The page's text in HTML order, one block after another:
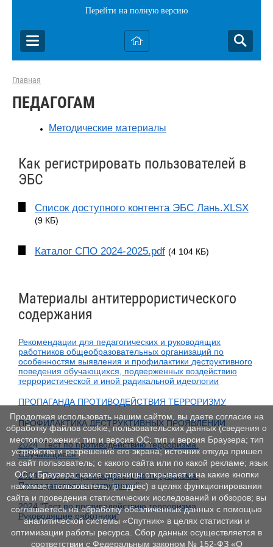
Перейти на полную версию
Главная
ПЕДАГОГАМ
Методические материалы
Как регистрировать пользователей в
ЭБС
Список доступного контента ЭБС Лань.XLSX
(9 КБ)
Каталог СПО 2024-2025.pdf (4 104 КБ)
Материалы антитеррористического
содержания
Рекомендации для педагогических и руководящих
работников общеобразовательных организаций по
особенностям выявления и профилактики деструктивного
поведения обучающихся, подверженных воздействию
террористической и иной радикальной идеологии
ПРОПАГАНДА ПРОТИВОДЕЙСТВИЯ ТЕРРОРИЗМУ
ПРОФИЛАКТИКА ДЕСТРУКТИВНЫХ ПРОЯВЛЕНИЙ
2024 "Тест по противодействию терроризма.
Обучающиеся"
2024 "Тест по противодействию терроризма.
Преподаватели и сотрудники"
2024 "Тест по противодействию терроризма.
Руководящие работники"
Продолжая использовать нашим сайтом, вы даете согласие на
обработку файлов cookie, пользовательских данных (сведения о
местоположении; тип и версия ОС; тип и версия Браузера; тип
устройства и разрешение его экрана; источник откуда пришел
на сайт пользователь; с какого сайта или по какой рекламе; язык
ОС и Браузера; какие страницы открывает и на какие кнопки
нажимает пользователь; ip-адрес) в целях функционирования
сайта и проведения статистических исследований и обзоров; вы
соглашаетесь на обработку обезличенных данных с помощью
аналитической системы «Спутник» в целях статистики и
оптимизации работы ресурса. Сбор данных осуществляется в
соответствии с Федеральным законом № 152‑ФЗ «О